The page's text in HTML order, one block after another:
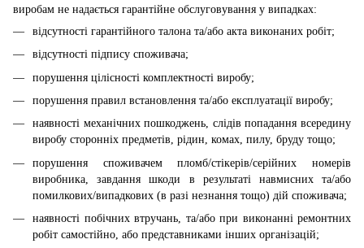
виробам не надається гарантійне обслуговування у випадках:
відсутності гарантійного талона та/або акта виконаних робіт;
відсутності підпису споживача;
порушення цілісності комплектності виробу;
порушення правил встановлення та/або експлуатації виробу;
наявності механічних пошкоджень, слідів попадання всередину
виробу сторонніх предметів, рідин, комах, пилу, бруду тощо;
порушення споживачем пломб/стікерів/серійних номерів
виробника, завдання шкоди в результаті навмисних та/або
помилкових/випадкових (в разі незнання тощо) дій споживача;
наявності побічних втручань, та/або при виконанні ремонтних
робіт самостійно, або представниками інших організацій;